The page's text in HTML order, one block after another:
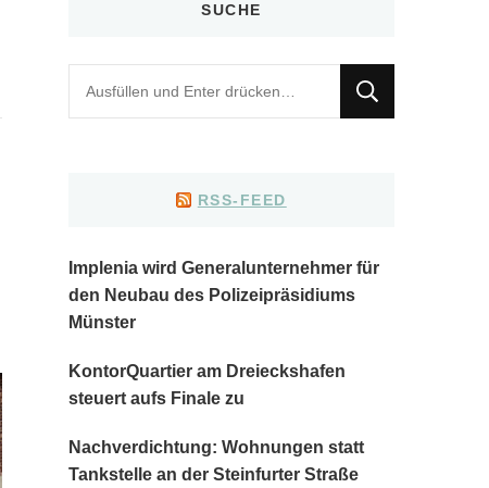
SUCHE
du
RSS-FEED
Implenia wird Generalunternehmer für
den Neubau des Polizeipräsidiums
Münster
KontorQuartier am Dreieckshafen
steuert aufs Finale zu
Nachverdichtung: Wohnungen statt
Tankstelle an der Steinfurter Straße